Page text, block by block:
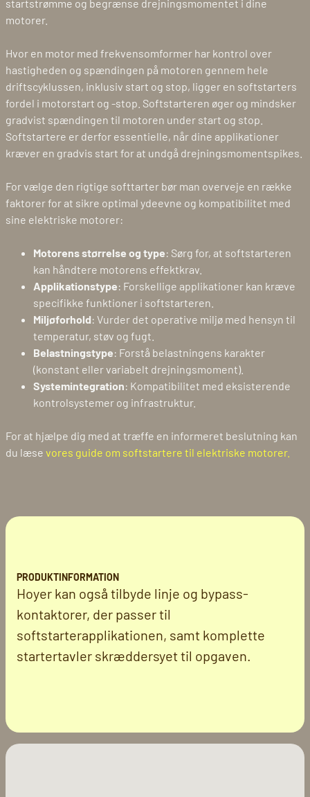
startstrømme og begrænse drejningsmomentet i dine
motorer.
Hvor en motor med frekvensomformer har kontrol over
hastigheden og spændingen på motoren gennem hele
driftscyklussen, inklusiv start og stop, ligger en softstarters
fordel i motorstart og -stop. Softstarteren øger og mindsker
gradvist spændingen til motoren under start og stop.
Softstartere er derfor essentielle, når dine applikationer
kræver en gradvis start for at undgå drejningsmomentspikes.
For vælge den rigtige softtarter bør man overveje en række
faktorer for at sikre optimal ydeevne og kompatibilitet med
sine elektriske motorer:
Motorens størrelse og type: Sørg for, at softstarteren
kan håndtere motorens effektkrav.
Applikationstype: Forskellige applikationer kan kræve
specifikke funktioner i softstarteren.
Miljøforhold: Vurder det operative miljø med hensyn til
temperatur, støv og fugt.
Belastningstype: Forstå belastningens karakter
(konstant eller variabelt drejningsmoment).
Systemintegration: Kompatibilitet med eksisterende
kontrolsystemer og infrastruktur.
For at hjælpe dig med at træffe en informeret beslutning kan
du læse vores guide om softstartere til elektriske motorer.
PRODUKTINFORMATION
Hoyer kan også tilbyde linje og bypass-
kontaktorer, der passer til
softstarterapplikationen, samt komplette
startertavler skræddersyet til opgaven.